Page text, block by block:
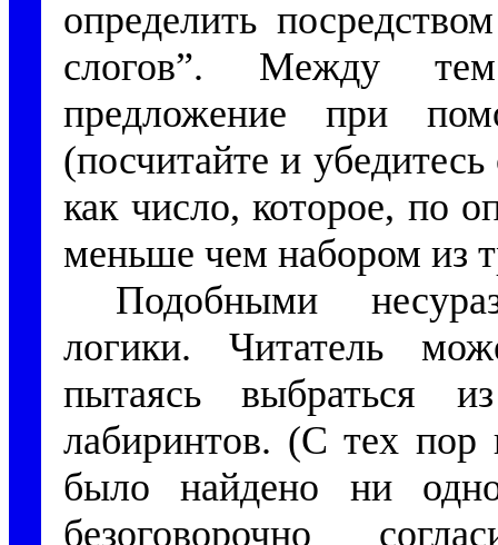
определить
слогов”. Между
предложение при
(посчитайте и
как число, которое, по
меньше чем набором из
Подобными
логики. Читатель
пытаясь выбраться
лабиринтов. (С тех пор
было найдено ни
безоговорочно